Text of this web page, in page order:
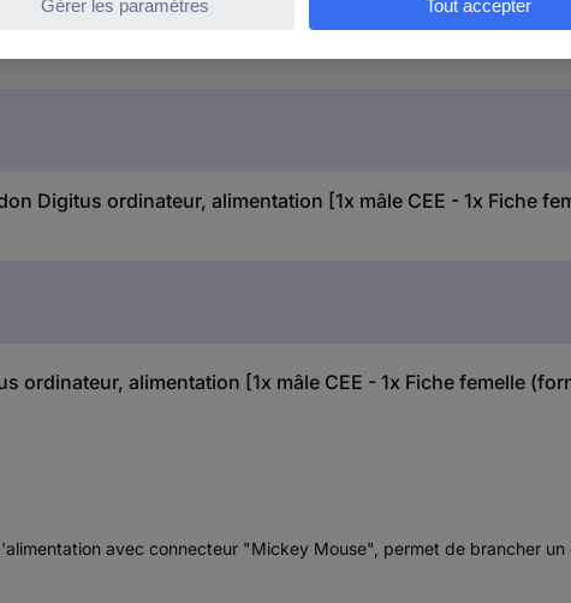
Digitus ordinateur, alimentation [1x mâle CEE - 1x Fiche
ordinateur, alimentation [1x mâle CEE - 1x Fiche femelle
avec connecteur "Mickey Mouse", permet de brancher